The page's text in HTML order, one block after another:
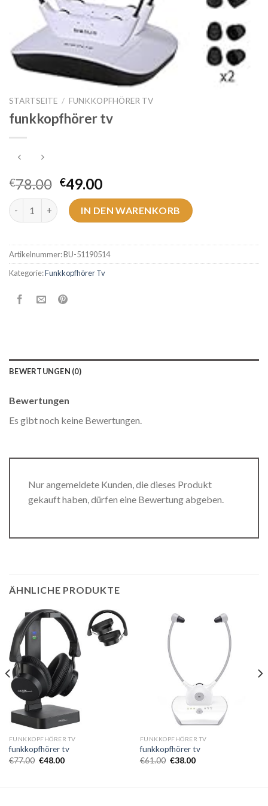
STARTSEITE / FUNKKOPFHÖRER TV
funkkopfhörer tv
€78.00 €49.00
funkkopfhörer tv MengeIN DEN WARENKORB
Artikelnummer:BU-51190514
Kategorie:Funkkopfhörer Tv
BEWERTUNGEN (0)
Bewertungen
Es gibt noch keine Bewertungen.
Nur angemeldete Kunden, die dieses Produkt
gekauft haben, dürfen eine Bewertung abgeben.
ÄHNLICHE PRODUKTE
FUNKKOPFHÖRER TV
funkkopfhörer tv
€77.00 €48.00
FUNKKOPFHÖRER TV
funkkopfhörer tv
€61.00 €38.00